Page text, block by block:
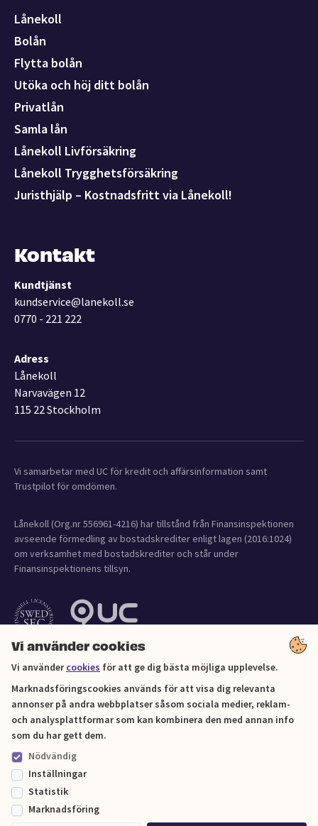
Vi använder cookies
Vi användercookies för att ge dig bästa möjliga upplevelse.
Marknadsföringscookies används för att visa dig relevanta
annonser på andra webbplatser såsom sociala medier, reklam-
och analysplattformar som kan kombinera den med annan info
som du har gett dem.
Nödvändig
Inställningar
Statistik
Marknadsföring
Lånekoll
Bolån
Flytta bolån
Utöka och höj ditt bolån
Privatlån
Samla lån
Lånekoll Livförsäkring
Lånekoll Trygghetsförsäkring
Juristhjälp – Kostnadsfritt via Lånekoll!
Kontakt
Kundtjänst
kundservice@lanekoll.se
0770 - 221 222
Adress
Lånekoll
Narvavägen 12
115 22 Stockholm
Vi samarbetar med UC för kredit och affärsinformation samt
Trustpilot för omdömen.
Lånekoll (Org.nr 556961-4216) har tillstånd från Finansinspektionen
avseende förmedling av bostadskrediter enligt lagen (2016:1024)
om verksamhet med bostadskrediter och står under
Finansinspektionens tillsyn.
Cookies
Sitemap
© Lånekoll 2026